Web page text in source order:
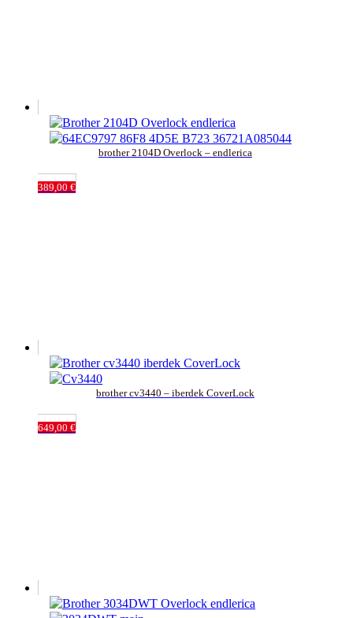
brother 2104D Overlock – endlerica
389,00 €
brother cv3440 – iberdek CoverLock
649,00 €